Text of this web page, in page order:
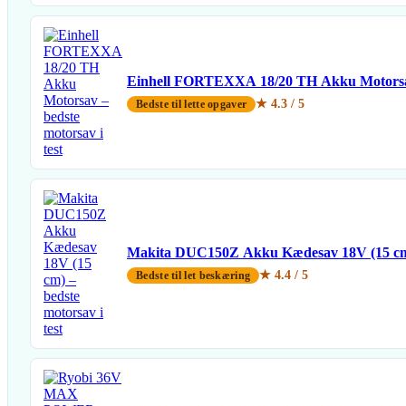
Einhell FORTEXXA 18/20 TH Akku
Bedste til lette opgaver ★ 4.3 / 5
Makita DUC150Z Akku Kædesav 18V (15
Bedste til let beskæring ★ 4.4 / 5